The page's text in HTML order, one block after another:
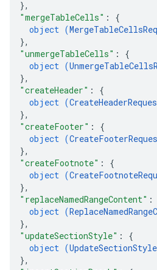
},
"mergeTableCells" : {
object (
},
"unmergeTableCells" : {
object (
},
"createHeader" : {
object (
},
"createFooter" : {
object (
},
"createFootnote" : {
object (
},
"replaceNamedRangeContent" :
object (
},
"updateSectionStyle" : {
object (
},